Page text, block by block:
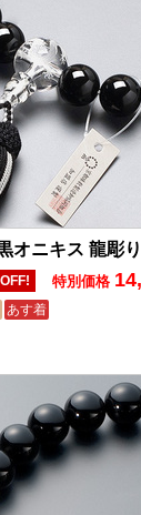
オニキス 龍彫
特別価格
あす着